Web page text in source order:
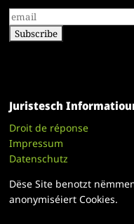
Juristesch
Droit de réponse
Impressum
Datenschutz
Dëse Site benotzt
anonymiséiert Cookies.